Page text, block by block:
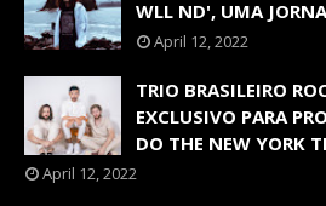
WLL ND', UMA
April 12, 2022
TRIO BRASILEIRO
EXCLUSIVO PARA
DO THE NEW YORK
April 12, 2022